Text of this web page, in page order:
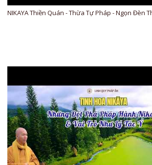
NIKAYA Thiền Quán - Thừa Tự Pháp - Ngọn Đèn